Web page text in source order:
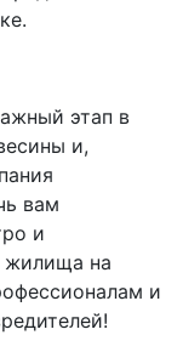
этап в
и,
вам
и
жилища на
и